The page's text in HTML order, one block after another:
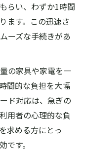
らい、わずか1時間
ます。この迅速さ
ーズな手続きがあ
の家具や家電を一
間的な負担を大幅
ド対応は、急ぎの
用者の心理的な負
求める方にとっ
です。